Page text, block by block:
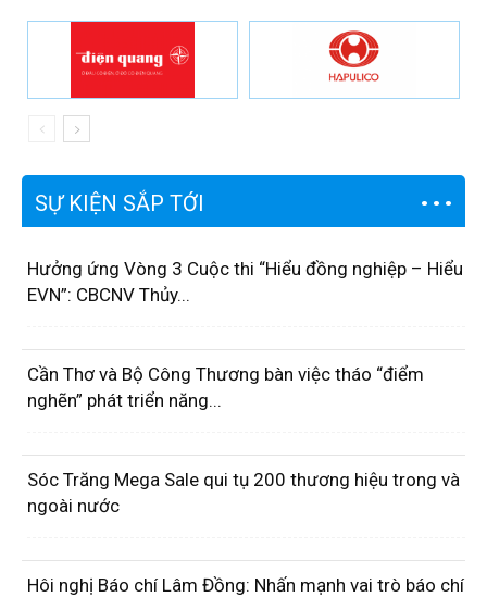
SỰ KIỆN SẮP TỚI
Hưởng ứng Vòng 3 Cuộc thi “Hiểu đồng nghiệp – Hiểu
EVN”: CBCNV Thủy...
Cần Thơ và Bộ Công Thương bàn việc tháo “điểm
nghẽn” phát triển năng...
Sóc Trăng Mega Sale qui tụ 200 thương hiệu trong và
ngoài nước
Hôi nghị Báo chí Lâm Đồng: Nhấn mạnh vai trò báo chí